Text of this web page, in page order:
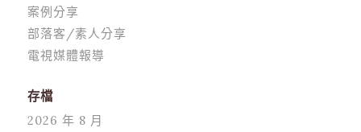
案例分享
部落客/素人分享
電視媒體報導
存檔
2026 年 8 月